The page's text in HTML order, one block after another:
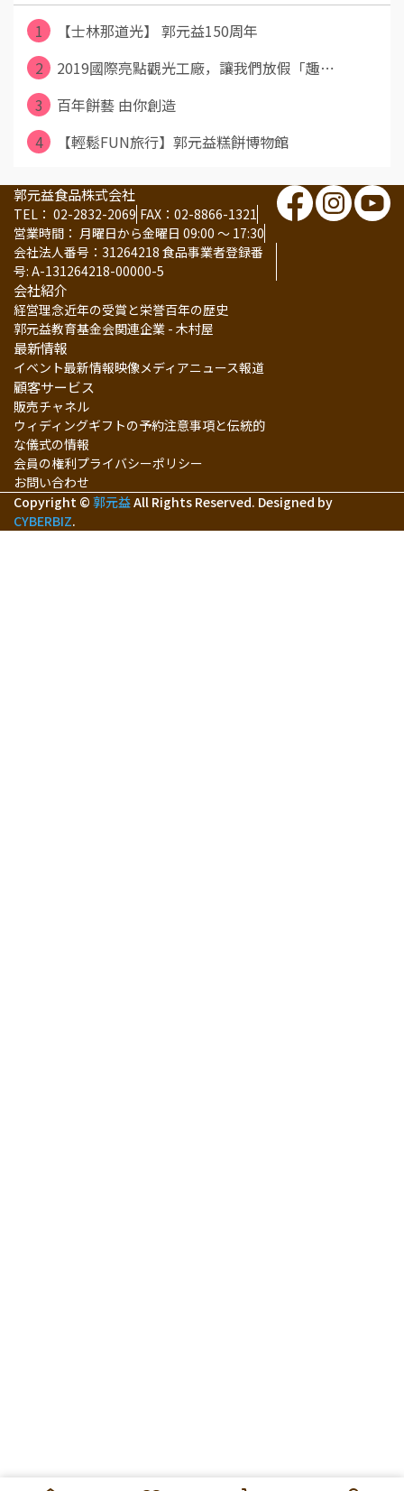
1
【士林那道光】 郭元益150周年
2
2019國際亮點觀光工廠，讓我們放假「趣⋯
3
百年餅藝 由你創造
4
【輕鬆FUN旅行】郭元益糕餅博物館
郭元益食品株式会社
TEL： 02-2832-2069 FAX：02-8866-1321
営業時間： 月曜日から金曜日 09:00 ～ 17:30
会社法人番号：31264218 食品事業者登録番
号: A-131264218-00000-5
会社紹介
経営理念近年の受賞と栄誉百年の歴史
郭元益教育基金会関連企業 - 木村屋
最新情報
イベント最新情報映像メディアニュース報道
顧客サービス
販売チャネル
ウィディングギフトの予約注意事項と伝統的
な儀式の情報
会員の権利プライバシーポリシー
お問い合わせ
Copyright © 郭元益All Rights Reserved. Designed by
CYBERBIZ.